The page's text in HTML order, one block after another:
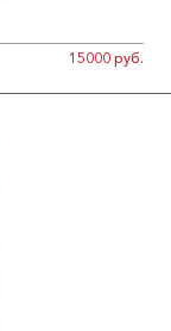
15000 руб.